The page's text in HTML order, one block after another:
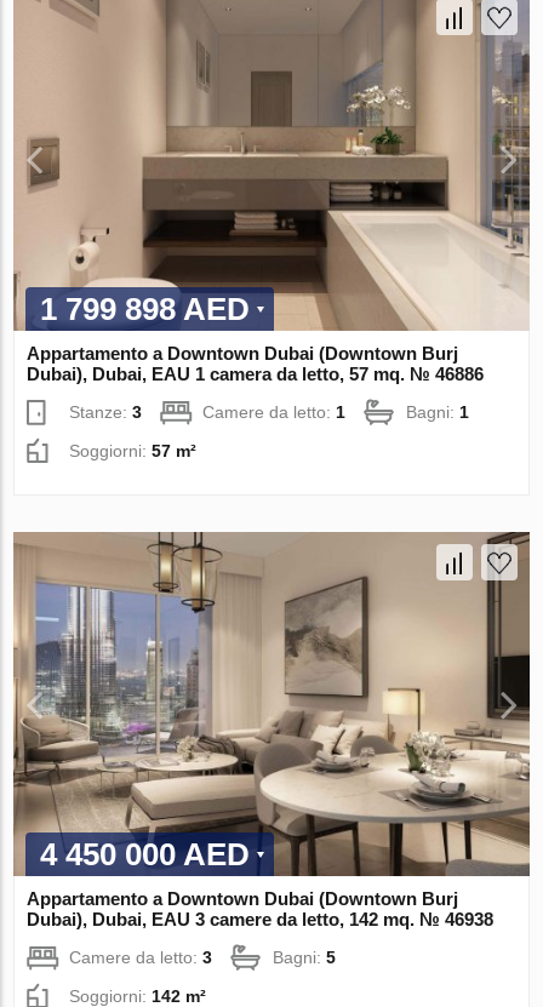
1 799 898 AED
Appartamento a Downtown Dubai (Downtown Burj
Dubai), Dubai, EAU 1 camera da letto, 57 mq. № 46886
Stanze:3 Camere da letto: 1 Bagni: 1
Soggiorni:57 m²
4 450 000 AED
Appartamento a Downtown Dubai (Downtown Burj
Dubai), Dubai, EAU 3 camere da letto, 142 mq. № 46938
Camere da letto:3 Bagni:5
Soggiorni: 142 m²